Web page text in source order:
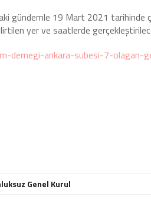
gündemle 19 Mart 2021 tarihinde
yer ve saatlerde
dernegi-ankara-subesi-7-olagan-
Genel Kurul